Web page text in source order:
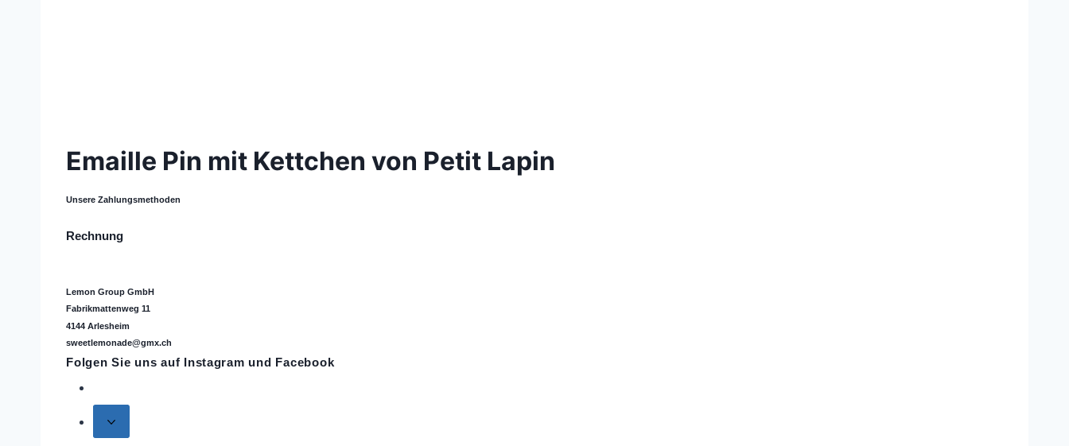
Emaille Pin mit Kettchen von Petit Lapin
Unsere Zahlungsmethoden
Rechnung
Lemon Group GmbH
Fabrikmattenweg 11
4144 Arlesheim
sweetlemonade@gmx.ch
Folgen Sie uns auf Instagram und Facebook